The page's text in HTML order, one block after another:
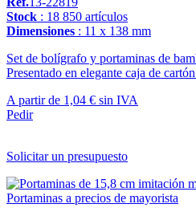
Stock : 18 850 artículos
Dimensiones : 11 x 138 mm
Set de bolígrafo y portaminas de
Presentado en elegante caja de
A partir de 1,04 € sin IVA
Pedir
Solicitar un presupuesto